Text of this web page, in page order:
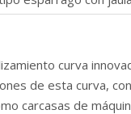
curva
de esta curva,
carcasas de